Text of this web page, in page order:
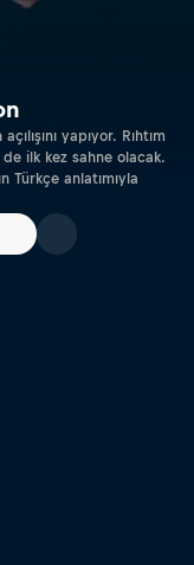
yapıyor. Rıhtım
ilk kez sahne olacak.
Türkçe anlatımıyla